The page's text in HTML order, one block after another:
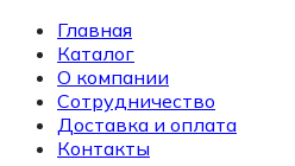
Главная
Каталог
О компании
Сотрудничество
Доставка и оплата
Контакты